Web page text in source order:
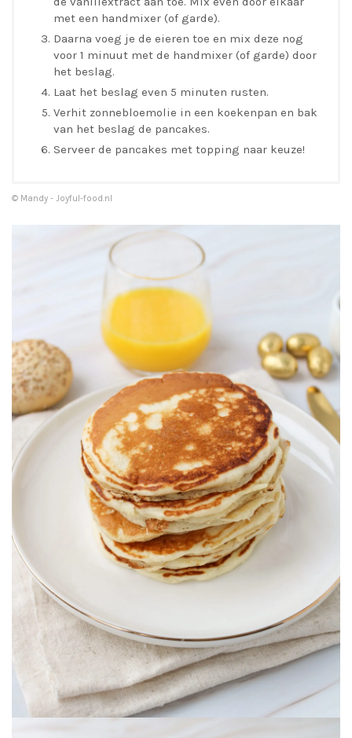
met een handmixer (of garde).
Daarna voeg je de eieren toe en mix deze nog
voor 1 minuut met de handmixer (of garde) door
het beslag.
Laat het beslag even 5 minuten rusten.
Verhit zonnebloemolie in een koekenpan en bak
van het beslag de pancakes.
Serveer de pancakes met topping naar keuze!
© Mandy - Joyful-food.nl